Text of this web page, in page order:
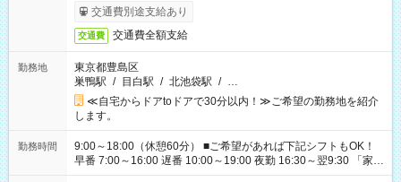
交通費別途支給あり
交通費 交通費全額支給
勤務地
東京都豊島区
巣鴨駅 / 目白駅 / 北池袋駅 / …
≪自宅からドアtoドアで30分以内！≫ご希望の勤務地を紹介
します。
勤務時間
9:00～18:00（休憩60分） ■ご希望があれば下記シフトもOK！
早番 7:00～16:00 遅番 10:00～19:00 夜勤 16:30～翌9:30 「家族
と休みを合わせたい」 「余裕を持って夕飯の準備がしたい」